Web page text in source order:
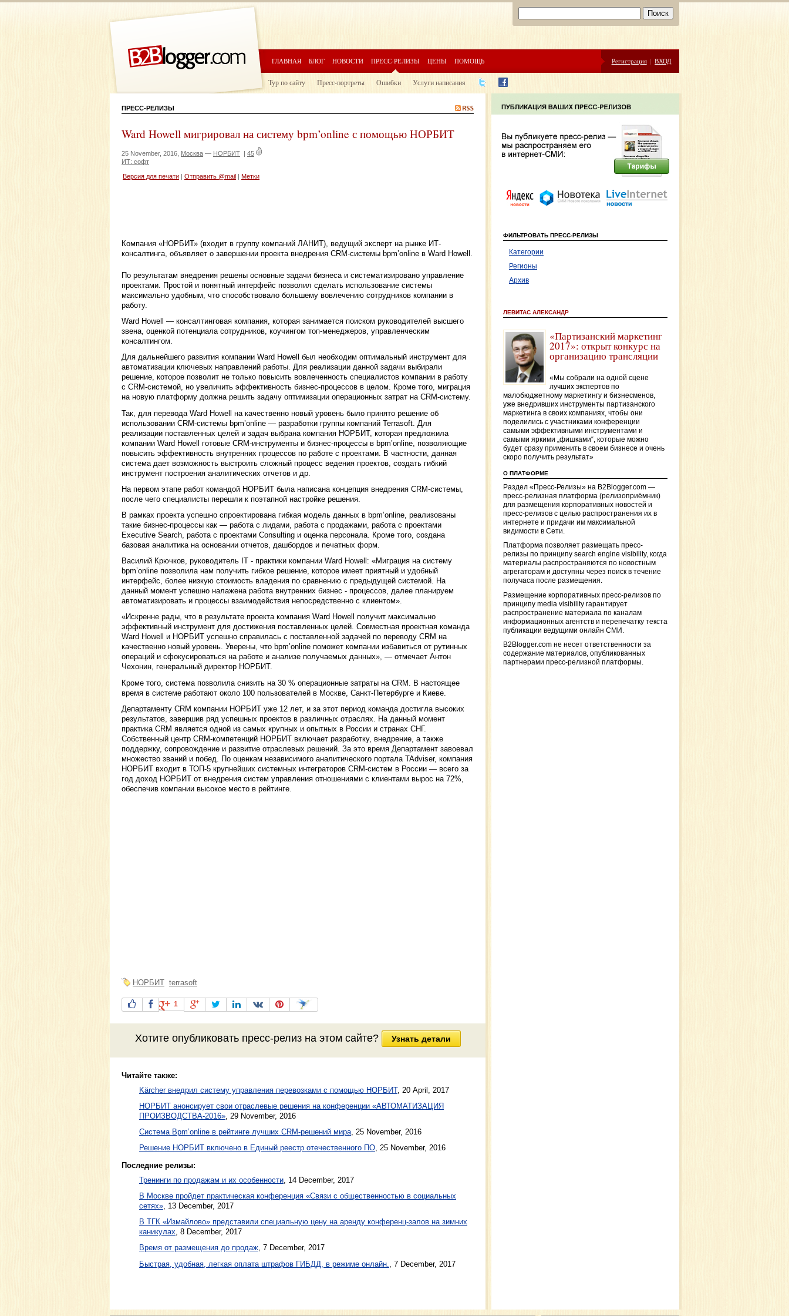
ГЛАВНАЯ БЛОГ НОВОСТИ ПРЕСС-РЕЛИЗЫ ЦЕНЫ ПОМОЩЬ Регистрация | ВХОД
Тур по сайту Пресс-портреты Ошибки Услуги написания
ПРЕСС-РЕЛИЗЫ
Ward Howell мигрировал на систему bpm’online с помощью НОРБИТ
25 November, 2016, Москва — НОРБИТ | 45
ИТ: софт
Версия для печати Отправить @mail Метки
Компания «НОРБИТ» (входит в группу компаний ЛАНИТ), ведущий эксперт на рынке ИТ-
консалтинга, объявляет о завершении проекта внедрения CRM-системы bpm’online в Ward Howell.
По результатам внедрения решены основные задачи бизнеса и систематизировано управление
проектами. Простой и понятный интерфейс позволил сделать использование системы
максимально удобным, что способствовало большему вовлечению сотрудников компании в
работу.
Ward Howell — консалтинговая компания, которая занимается поиском руководителей высшего
звена, оценкой потенциала сотрудников, коучингом топ-менеджеров, управленческим
консалтингом.
Для дальнейшего развития компании Ward Howell был необходим оптимальный инструмент для
автоматизации ключевых направлений работы. Для реализации данной задачи выбирали
решение, которое позволит не только повысить вовлеченность специалистов компании в работу
с CRM-системой, но увеличить эффективность бизнес-процессов в целом. Кроме того, миграция
на новую платформу должна решить задачу оптимизации операционных затрат на CRM-систему.
Так, для перевода Ward Howell на качественно новый уровень было принято решение об
использовании CRM-системы bpm’online — разработки группы компаний Terrasoft. Для
реализации поставленных целей и задач выбрана компания НОРБИТ, которая предложила
компании Ward Howell готовые CRM-инструменты и бизнес-процессы в bpm’online, позволяющие
повысить эффективность внутренних процессов по работе с проектами. В частности, данная
система дает возможность выстроить сложный процесс ведения проектов, создать гибкий
инструмент построения аналитических отчетов и др.
На первом этапе работ командой НОРБИТ была написана концепция внедрения CRM-системы,
после чего специалисты перешли к поэтапной настройке решения.
В рамках проекта успешно спроектирована гибкая модель данных в bpm’online, реализованы
такие бизнес-процессы как — работа с лидами, работа с продажами, работа с проектами
Executive Search, работа с проектами Consulting и оценка персонала. Кроме того, создана
базовая аналитика на основании отчетов, дашбордов и печатных форм.
Василий Крючков, руководитель IT - практики компании Ward Howell: «Миграция на систему
bpm’online позволила нам получить гибкое решение, которое имеет приятный и удобный
интерфейс, более низкую стоимость владения по сравнению с предыдущей системой. На
данный момент успешно налажена работа внутренних бизнес - процессов, далее планируем
автоматизировать и процессы взаимодействия непосредственно с клиентом».
«Искренне рады, что в результате проекта компания Ward Howell получит максимально
эффективный инструмент для достижения поставленных целей. Совместная проектная команда
Ward Howell и НОРБИТ успешно справилась с поставленной задачей по переводу CRM на
качественно новый уровень. Уверены, что bpm’online поможет компании избавиться от рутинных
операций и сфокусироваться на работе и анализе получаемых данных», — отмечает Антон
Чехонин, генеральный директор НОРБИТ.
Кроме того, система позволила cнизить на 30 % операционные затраты на CRM. В настоящее
время в системе работают около 100 пользователей в Москве, Санкт-Петербурге и Киеве.
Департаменту CRM компании НОРБИТ уже 12 лет, и за этот период команда достигла высоких
результатов, завершив ряд успешных проектов в различных отраслях. На данный момент
практика CRM является одной из самых крупных и опытных в России и странах СНГ.
Собственный центр CRM-компетенций НОРБИТ включает разработку, внедрение, а также
поддержку, сопровождение и развитие отраслевых решений. За это время Департамент завоевал
множество званий и побед. По оценкам независимого аналитического портала TAdviser, компания
НОРБИТ входит в ТОП-5 крупнейших системных интеграторов CRM-систем в России — всего за
год доход НОРБИТ от внедрения систем управления отношениями с клиентами вырос на 72%,
обеспечив компании высокое место в рейтинге.
НОРБИТ terrasoft
1
Хотите опубликовать пресс-релизна этом сайте? Узнать детали
Читайте также:
Kärcher внедрил систему управления перевозками с помощью НОРБИТ, 20 April, 2017
НОРБИТ анонсирует свои отраслевые решения на конференции «АВТОМАТИЗАЦИЯ
ПРОИЗВОДСТВА-2016» 29 November, 2016
Система Bpm’online в рейтинге лучших CRM-решений мира 25 November, 2016
Решение НОРБИТ включено в Единый реестр отечественного ПО, 25 November, 2016
Последние релизы:
Тренинги по продажам и их особенности , 14 December, 2017
В Москве пройдет практическая конференция «Связи с общественностью в социальных
сетях» , 13 December, 2017
В ТГК «Измайлово» представили специальную цену на аренду конференц-залов на зимних
каникулах, 8 December, 2017
Время от размещения до продаж, 7 December, 2017
Быстрая, удобная, легкая оплата штрафов ГИБДД, в режиме онлайн.
, 7 December, 2017
ФИЛЬТРОВАТЬ ПРЕСС-РЕЛИЗЫ
Категории
Регионы
Архив
ЛЕВИТАС АЛЕКСАНДР
«Партизанский маркетинг
2017»: открыт конкурс на
организацию трансляции
«Мы собрали на одной сцене
лучших экспертов по
малобюджетному маркетингу и бизнесменов,
уже внедривших инструменты партизанского
маркетинга в своих компаниях, чтобы они
поделились с участниками конференции
самыми эффективными инструментами и
самыми яркими „фишками“, которые можно
будет сразу применить в своем бизнесе и очень
скоро получить результат»
О ПЛАТФОРМЕ
Раздел «Пресс-Релизы» на B2Blogger.com —
пресс-релизная платформа (релизоприёмник)
для размещения корпоративных новостей и
пресс-релизов с целью распространения их в
интернете и придачи им максимальной
видимости в Сети.
Платформа позволяет размещать пресс-
релизы по принципу search engine visibility, когда
материалы распространяются по новостным
агрегаторам и доступны через поиск в течение
получаса после размещения.
Размещение корпоративных пресс-релизов по
принципу media visibility гарантирует
распространение материала по каналам
информационных агентств и перепечатку текста
публикации ведущими онлайн СМИ.
B2Blogger.com не несет ответственности за
содержание материалов, опубликованных
партнерами пресс-релизной платформы.